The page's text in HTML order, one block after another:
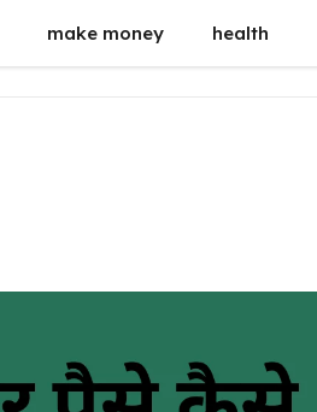
make money health